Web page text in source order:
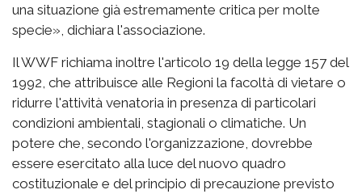
una situazione già estremamente critica per molte
specie», dichiara l'associazione.
Il WWF richiama inoltre l'articolo 19 della legge 157 del
1992, che attribuisce alle Regioni la facoltà di vietare o
ridurre l'attività venatoria in presenza di particolari
condizioni ambientali, stagionali o climatiche. Un
potere che, secondo l'organizzazione, dovrebbe
essere esercitato alla luce del nuovo quadro
costituzionale e del principio di precauzione previsto